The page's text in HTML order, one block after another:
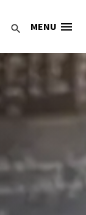
search MENU menu